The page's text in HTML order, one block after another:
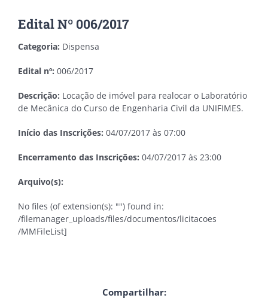
Edital Nº 006/2017
Categoria: Dispensa
Edital nº: 006/2017
Descrição: Locação de imóvel para realocar o Laboratório
de Mecânica do Curso de Engenharia Civil da UNIFIMES.
Início das Inscrições: 04/07/2017 às 07:00
Encerramento das Inscrições: 04/07/2017 às 23:00
Arquivo(s):
No files (of extension(s): "") found in:
/filemanager_uploads/files/documentos/licitacoes
/MMFileList]
Compartilhar: